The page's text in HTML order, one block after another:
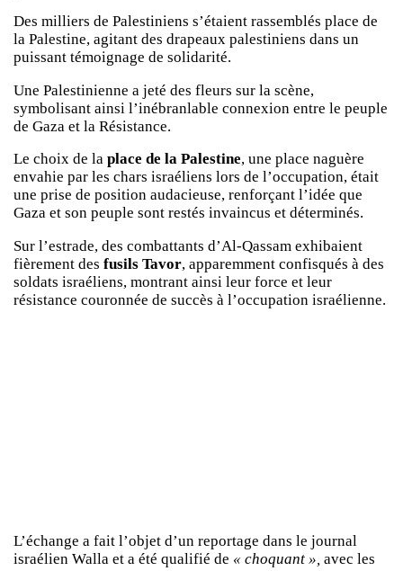
Des milliers de Palestiniens s’étaient rassemblés place de
la Palestine, agitant des drapeaux palestiniens dans un
puissant témoignage de solidarité.
Une Palestinienne a jeté des fleurs sur la scène,
symbolisant ainsi l’inébranlable connexion entre le peuple
de Gaza et la Résistance.
Le choix de la place de la Palestine, une place naguère
envahie par les chars israéliens lors de l’occupation, était
une prise de position audacieuse, renforçant l’idée que
Gaza et son peuple sont restés invaincus et déterminés.
Sur l’estrade, des combattants d’Al-Qassam exhibaient
fièrement des fusils Tavor, apparemment confisqués à des
soldats israéliens, montrant ainsi leur force et leur
résistance couronnée de succès à l’occupation israélienne.
L’échange a fait l’objet d’un reportage dans le journal
israélien Walla et a été qualifié de « choquant », avec les